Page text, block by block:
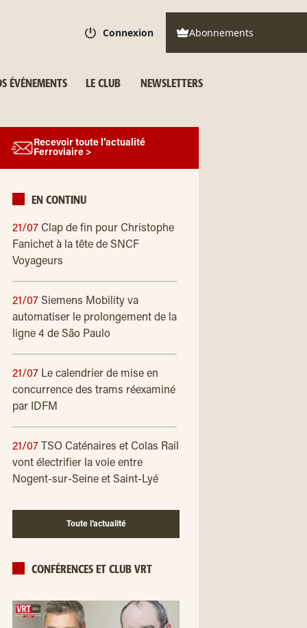
Connexion Abonnements
ÉVÉNEMENTS LE CLUB NEWSLETTERS
Recevoir toute l’actualité
Ferroviaire >
EN CONTINU
21/07 Clap de fin pour Christophe
Fanichet à la tête de SNCF
Voyageurs
21/07 Siemens Mobility va
automatiser le prolongement de la
ligne 4 de São Paulo
21/07 Le calendrier de mise en
concurrence des trams réexaminé
par IDFM
21/07
TSO Caténaires et Colas Rail
vont électrifier la voie entre
Nogent-sur-Seine et Saint-Lyé
Toute l’actualité
CONFÉRENCES ET CLUB VRT